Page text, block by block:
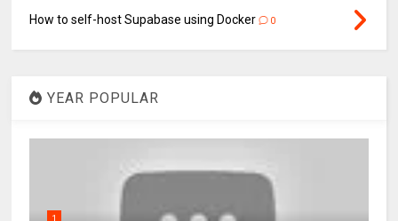
How to self-host Supabase using Docker 0
YEAR POPULAR
1